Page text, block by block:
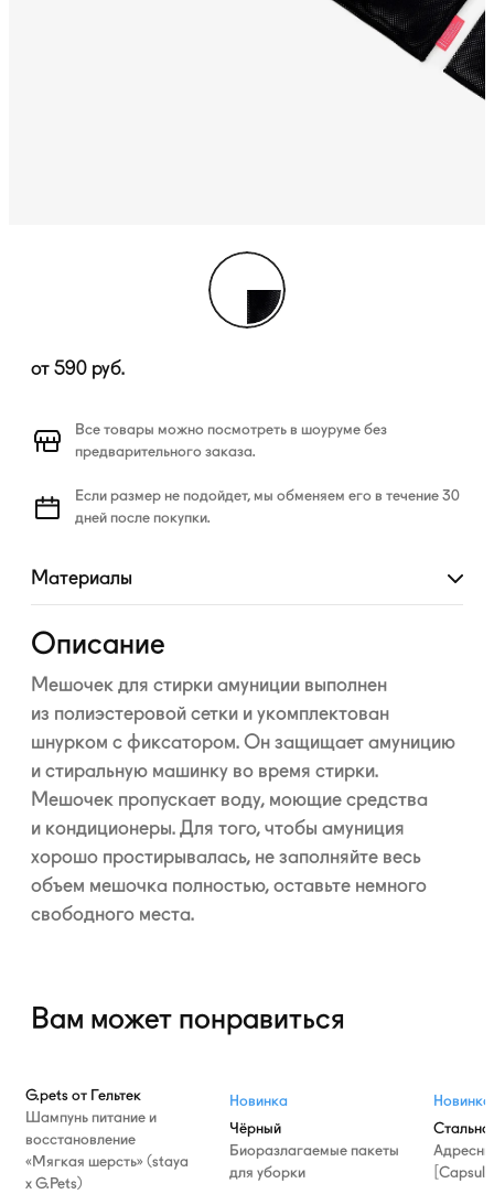
от 590 руб.
Все товары можно посмотреть в шоуруме без
предварительного заказа.
Если размер не подойдет, мы обменяем его в течение 30
дней после покупки.
Материалы
Развернуть
Описание
Мешочек для стирки амуниции выполнен
из полиэстеровой сетки и укомплектован
шнурком с фиксатором. Он защищает амуницию
и стиральную машинку во время стирки.
Мешочек пропускает воду, моющие средства
и кондиционеры. Для того, чтобы амуниция
хорошо простирывалась, не заполняйте весь
объем мешочка полностью, оставьте немного
свободного места.
Вам может понравиться
G.pets от Гельтек
Шампунь питание и
восстановление
«Мягкая шерсть» (staya
х G.Pets)
Новинка
Чёрный
Биоразлагаемые пакеты
для уборки
Новинка